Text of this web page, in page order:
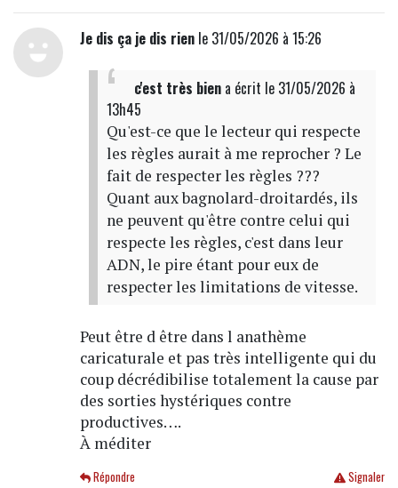
Je dis ça je dis rienle 31/05/2026 à 15:26
c'est très biena écrit le 31/05/2026 à
13h45
Qu'est-ce que le lecteur qui respecte
les règles aurait à me reprocher ? Le
fait de respecter les règles ???
Quant aux bagnolard-droitardés, ils
ne peuvent qu'être contre celui qui
respecte les règles, c'est dans leur
ADN, le pire étant pour eux de
respecter les limitations de vitesse.
Peut être d être dans l anathème
caricaturale et pas très intelligente qui du
coup décrédibilise totalement la cause par
des sorties hystériques contre
productives….
À méditer
Signaler
Répondre